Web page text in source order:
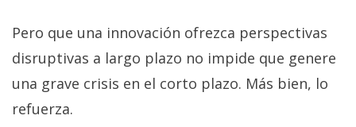
Pero que una innovación ofrezca perspectivas
disruptivas a largo plazo no impide que genere
una grave crisis en el corto plazo. Más bien, lo
refuerza.